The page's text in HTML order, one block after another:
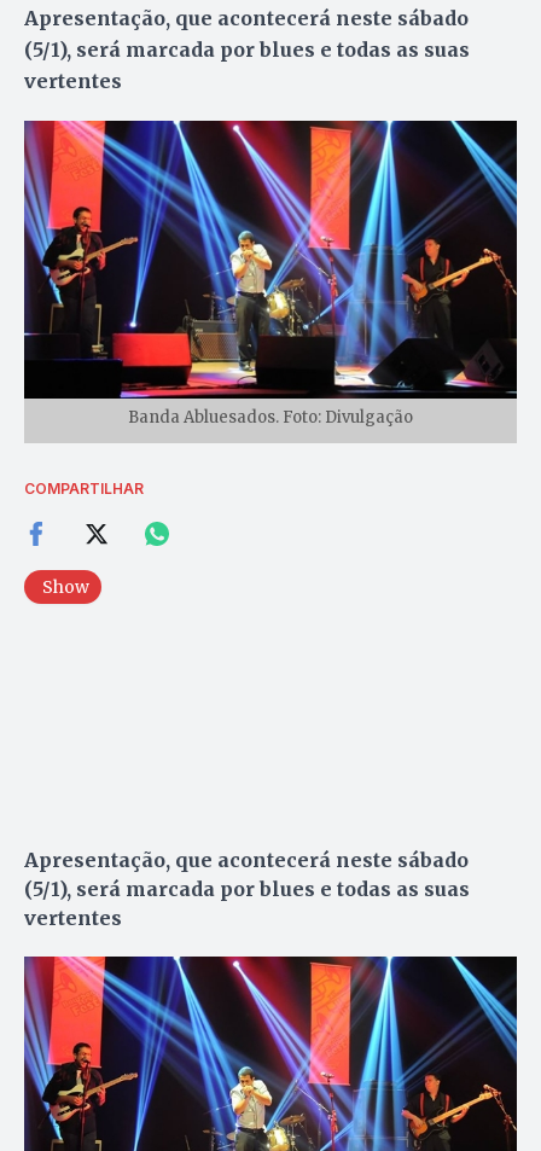
Apresentação, que acontecerá neste sábado
(5/1), será marcada por blues e todas as suas
vertentes
Banda Abluesados. Foto: Divulgação
COMPARTILHAR
Show
Apresentação, que acontecerá neste sábado
(5/1), será marcada por blues e todas as suas
vertentes